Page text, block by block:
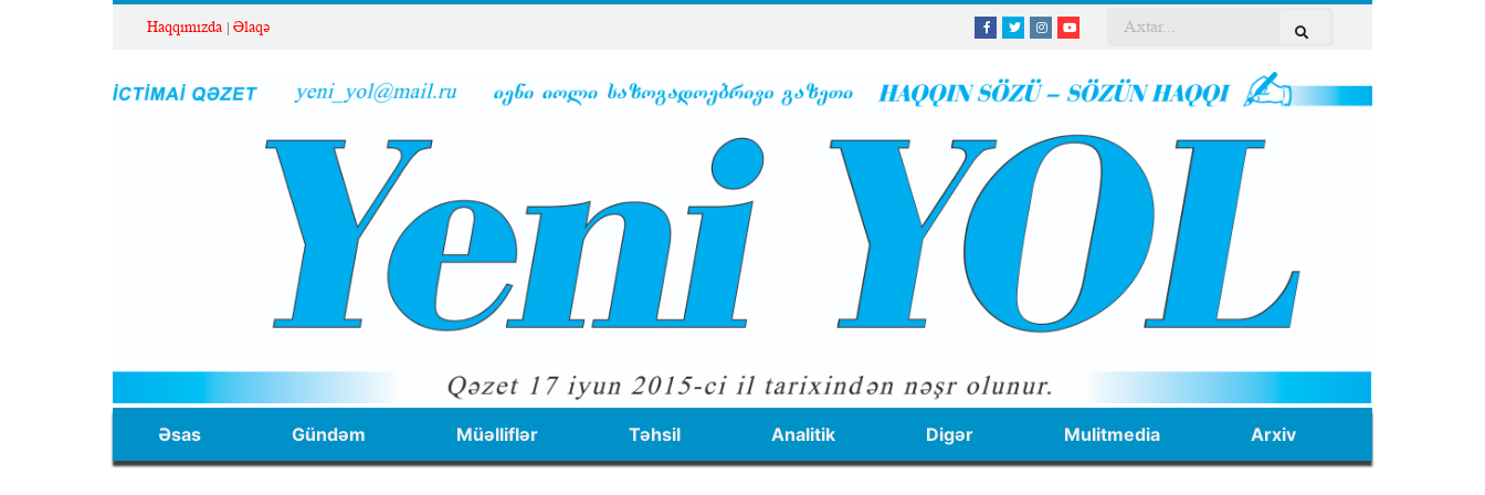
Haqqımızda Əlaqə
Əsas Gündəm Müəlliflər Təhsil Analitik Digər Mulitmedia Arxiv